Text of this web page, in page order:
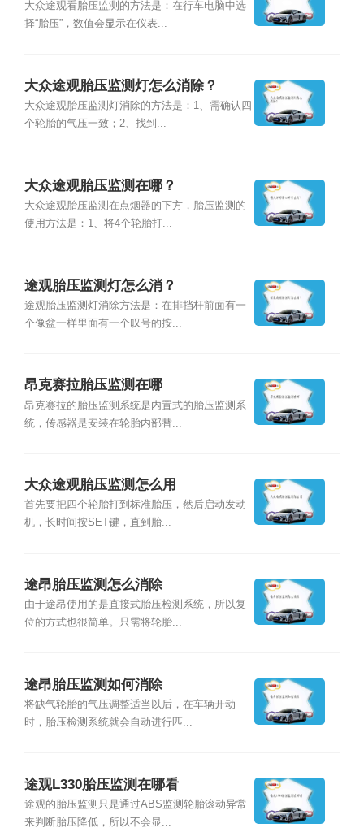
大众途观看胎压监测的方法是：在行车电脑中选
择“胎压”，数值会显示在仪表...
大众途观胎压监测灯怎么消除？
大众途观胎压监测灯消除的方法是：1、需确认四
个轮胎的气压一致；2、找到...
大众途观胎压监测在哪？
大众途观胎压监测在点烟器的下方，胎压监测的
使用方法是：1、将4个轮胎打...
途观胎压监测灯怎么消？
途观胎压监测灯消除方法是：在排挡杆前面有一
个像盆一样里面有一个叹号的按...
昂克赛拉胎压监测在哪
昂克赛拉的胎压监测系统是内置式的胎压监测系
统，传感器是安装在轮胎内部替...
大众途观胎压监测怎么用
首先要把四个轮胎打到标准胎压，然后启动发动
机，长时间按SET键，直到胎...
途昂胎压监测怎么消除
由于途昂使用的是直接式胎压检测系统，所以复
位的方式也很简单。只需将轮胎...
途昂胎压监测如何消除
将缺气轮胎的气压调整适当以后，在车辆开动
时，胎压检测系统就会自动进行匹...
途观L330胎压监测在哪看
途观的胎压监测只是通过ABS监测轮胎滚动异常
来判断胎压降低，所以不会显...